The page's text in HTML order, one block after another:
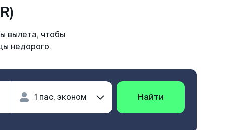
вылета, чтобы
недорого.
Найти